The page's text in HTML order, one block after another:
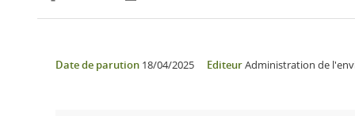
Date de parution 18/04/2025 EditeurAdministration de